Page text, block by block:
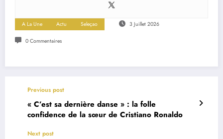
A La Une Actu Seleçao 3 Juillet 2026
0 Commentaires
Previous post
« C’est sa dernière danse » : la folle
confidence de la sœur de Cristiano Ronaldo
Next post